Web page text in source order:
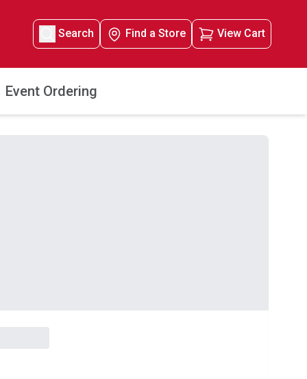
Search Find a Store View Cart
Event Ordering